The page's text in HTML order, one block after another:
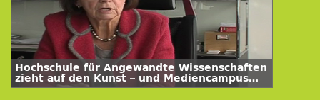
Hochschule für Angewandte Wissenschaften
zieht auf den Kunst – und Mediencampus
Hamburg